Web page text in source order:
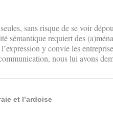
sans risque de se voir
sémantique requiert des
y convie les
nous lui avons
et l’ardoise